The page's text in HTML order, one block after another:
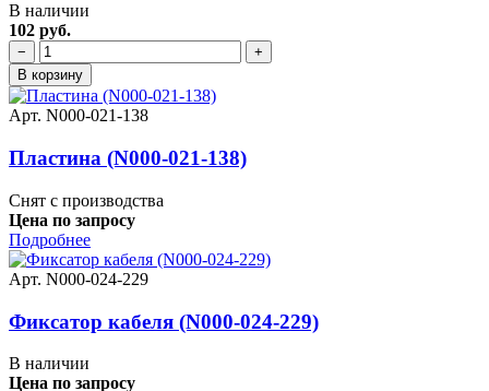
В наличии
102 руб.
−
+
В корзину
Арт. N000-021-138
Пластина (N000-021-138)
Снят с производства
Цена по запросу
Подробнее
Арт. N000-024-229
Фиксатор кабеля (N000-024-229)
В наличии
Цена по запросу